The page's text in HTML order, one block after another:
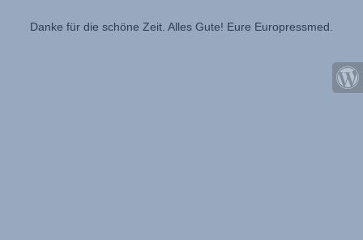
Danke für die schöne Zeit. Alles Gute! Eure Europressmed.